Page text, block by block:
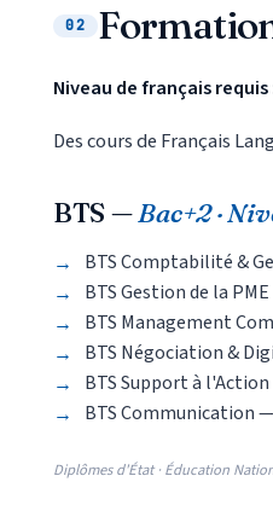
02
Niveau de français requis
Des cours de Français
BTS —Bac+2 ·
BTS Comptabilité &
BTS Gestion de la
BTS Management
BTS Négociation &
BTS Support à
BTS Communication —
Diplômes d'État · Éducation